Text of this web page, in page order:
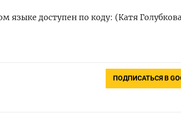
языке доступен по коду: (Катя
ПОДПИСАТЬСЯ В